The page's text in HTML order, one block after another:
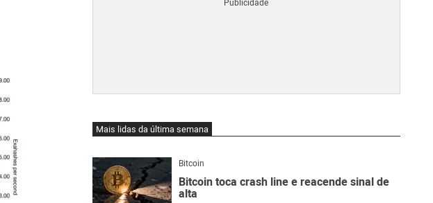
Mais lidas da última semana
Bitcoin
Bitcoin toca crash line e reacende sinal de
alta